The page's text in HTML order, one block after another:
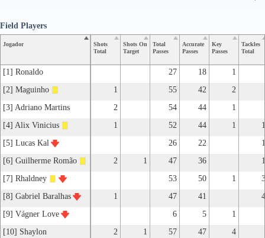
Jogador
Shots
Total
Shots On
Target
Total
Passes
Accurate
Passes
Key
Passes
Tackles
Total
[1] Ronaldo 27 18
1
[2] Maguinho
1 55 42
2
[3] Adriano Martins
2 54 44
1
[4] Alix Vinicius
1 52 44 1
1
[5] Lucas Kal
26 22
1
[6] Guilherme Romão
2 1 47 36
1
[7] Rhaldney
53 50 1
3
[8] Gabriel Baralhas
1 47 41
4
[9] Vágner Love
6 5
1
[10] Shaylon
2 1 57 47
4
Field Players